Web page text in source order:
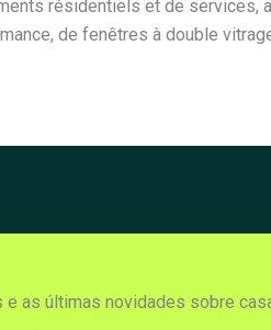
résidentiels et de services,
de fenêtres à double
e as últimas novidades sobre